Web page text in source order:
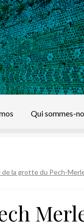
Qui sommes-
de la grotte du Pech-